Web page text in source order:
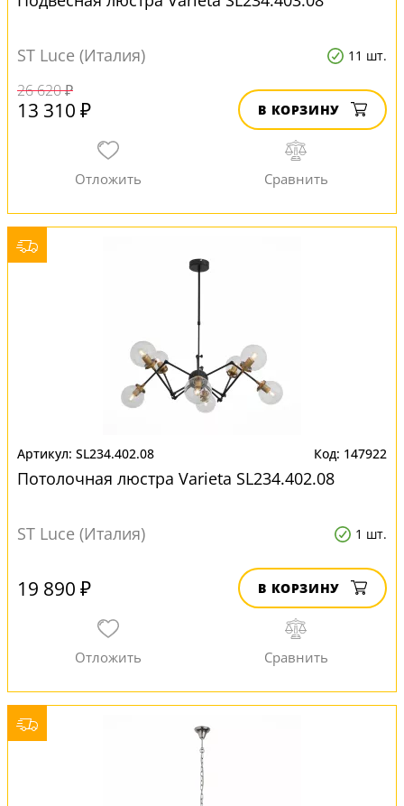
ST Luce (Италия) 11 шт.
26 620 ₽
13 310 ₽ В КОРЗИНУ
SL234.402.08 147922
Потолочная люстра Varieta SL234.402.08
ST Luce (Италия) 1 шт.
19 890 ₽ В КОРЗИНУ